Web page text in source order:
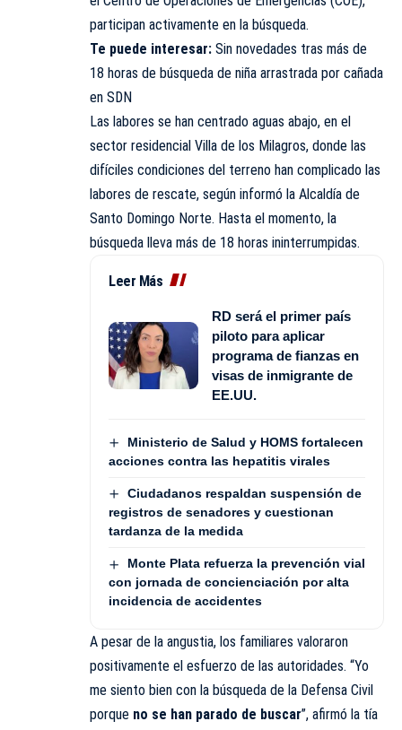
participan activamente en la búsqueda.
Te puede interesar: Sin novedades tras más de
18 horas de búsqueda de niña arrastrada por cañada
en SDN
Las labores se han centrado aguas abajo, en el
sector residencial Villa de los Milagros, donde las
difíciles condiciones del terreno han complicado las
labores de rescate, según informó la Alcaldía de
Santo Domingo Norte. Hasta el momento, la
búsqueda lleva más de 18 horas ininterrumpidas.
Leer Más
RD será el primer país
piloto para aplicar
programa de fianzas en
visas de inmigrante de
EE.UU.
Ministerio de Salud y HOMS fortalecen
acciones contra las hepatitis virales
Ciudadanos respaldan suspensión de
registros de senadores y cuestionan
tardanza de la medida
Monte Plata refuerza la prevención vial
con jornada de concienciación por alta
incidencia de accidentes
A pesar de la angustia, los familiares valoraron
positivamente el esfuerzo de las autoridades. “Yo
me siento bien con la búsqueda de la Defensa Civil
porque no se han parado de buscar”, afirmó la tía